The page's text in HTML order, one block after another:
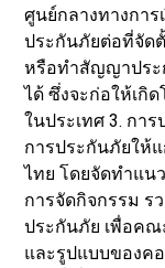
ศูนย์กลางทางกา
ประกันภัยต่อที่จัด
หรือทำสัญญาประ
ได้ ซึ่งจะก่อให้เกิ
ในประเทศ 3. กา
การประกันภัยให้
ไทย โดยจัดทำแน
การจัดกิจกรรม ร
ประกันภัย เพื่อคณ
และรูปแบบของค